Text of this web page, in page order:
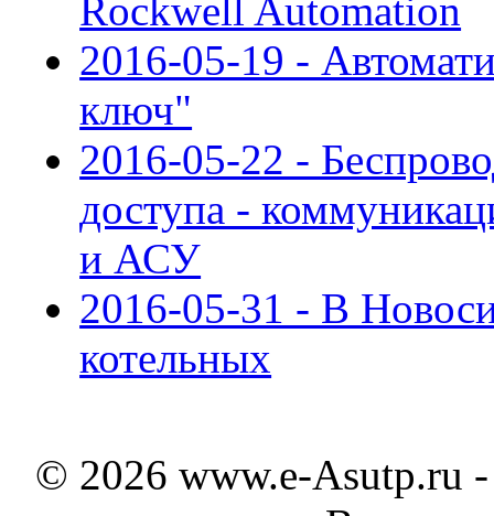
Rockwell Automation
2016-05-19 -
ключ"
2016-05-22 -
доступа -
и АСУ
2016-05-31 - В
котельных
© 2026 www.e-Asutp.ru